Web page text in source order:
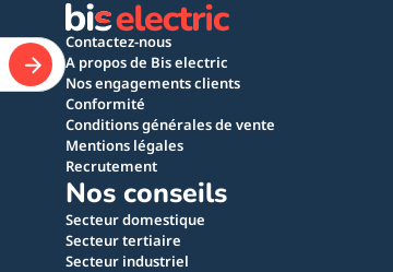
Contactez-nous
A propos de Bis electric
Nos engagements clients
Conformité
Conditions générales de vente
Mentions légales
Recrutement
Nos conseils
Secteur domestique
Secteur tertiaire
Secteur industriel